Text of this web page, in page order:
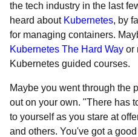
the tech industry in the last
heard about Kubernetes, by
for managing containers.
Kubernetes The Hard Way or
Kubernetes guided courses.
Maybe you went through the
out on your own. "There has
to yourself as you stare at
and others. You've got a